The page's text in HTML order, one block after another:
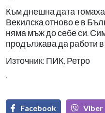
Към днешна дата
Векилска отново е в
няма мъж до себе си.
продължава да работи
Източник: ПИК, Ретро
`
Facebook Viber